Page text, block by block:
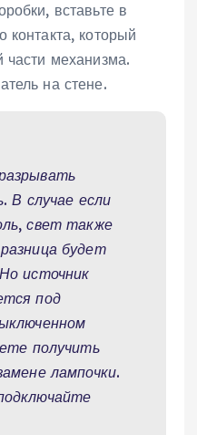
вставьте в
контакта, который
части механизма.
на стене.
В случае если
свет также
будет
источник
под
получить
лампочки.